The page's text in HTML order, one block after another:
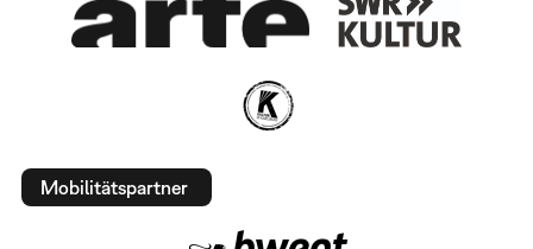
Mobilitätspartner